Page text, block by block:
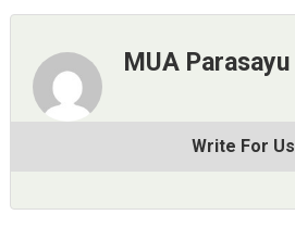
MUA Parasayu
Write For Us